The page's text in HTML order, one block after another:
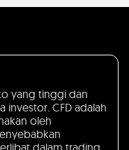
yang tinggi dan
CFD adalah
oleh
dalam trading